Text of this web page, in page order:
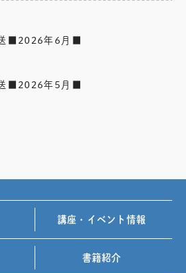
■2026年6月■
■2026年5月■
講座・イベント情報
書籍紹介